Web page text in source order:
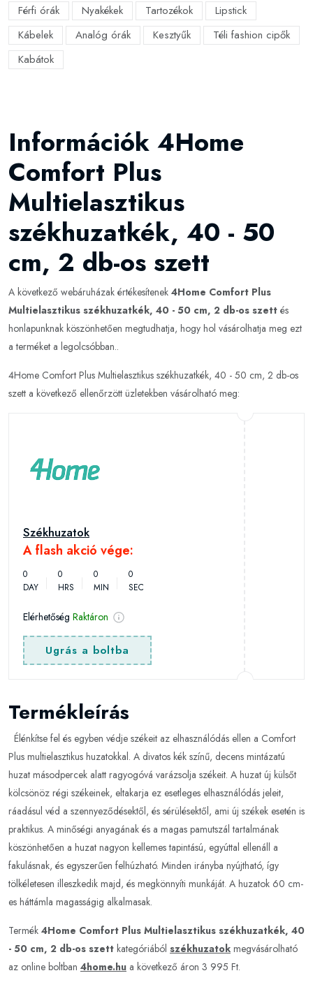
Férfi órák
Nyakékek Tartozékok
Lipstick
Kábelek
Analóg órák Kesztyűk
Téli fashion cipők
Kabátok
Információk 4Home
Comfort Plus
Multielasztikus
székhuzatkék, 40 - 50
cm, 2 db-os szett
A következő webáruházak értékesítenek 4Home Comfort Plus
Multielasztikus székhuzatkék, 40 - 50 cm, 2 db-os szett és
honlapunknak köszönhetően megtudhatja, hogy hol vásárolhatja meg ezt
a terméket a legolcsóbban..
4Home Comfort Plus Multielasztikus székhuzatkék, 40 - 50 cm, 2 db-os
szett a következő ellenőrzött üzletekben vásárolható meg:
Székhuzatok
A flash akció vége:
0
DAY
0
HRS
0
MIN
0
SEC
Elérhetőség Raktáron
Ugrás a boltba
Termékleírás
Élénkítse fel és egyben védje székeit az elhasználódás ellen a Comfort
Plus multielasztikus huzatokkal. A divatos kék színű, decens mintázatú
huzat másodpercek alatt ragyogóvá varázsolja székeit. A huzat új külsőt
kölcsönöz régi székeinek, eltakarja ez esetleges elhasználódás jeleit,
ráadásul véd a szennyeződésektől, és sérülésektől, ami új székek esetén is
praktikus. A minőségi anyagának és a magas pamutszál tartalmának
köszönhetően a huzat nagyon kellemes tapintású, egyúttal ellenáll a
fakulásnak, és egyszerűen felhúzható. Minden irányba nyújtható, így
tölkéletesen illeszkedik majd, és megkönnyíti munkáját. A huzatok 60 cm-
es háttámla magasságig alkalmasak.
Termék 4Home Comfort Plus Multielasztikus székhuzatkék, 40
- 50 cm, 2 db-os szett kategóriából székhuzatok megvásárolható
az online boltban 4home.hu a következő áron 3 995 Ft.